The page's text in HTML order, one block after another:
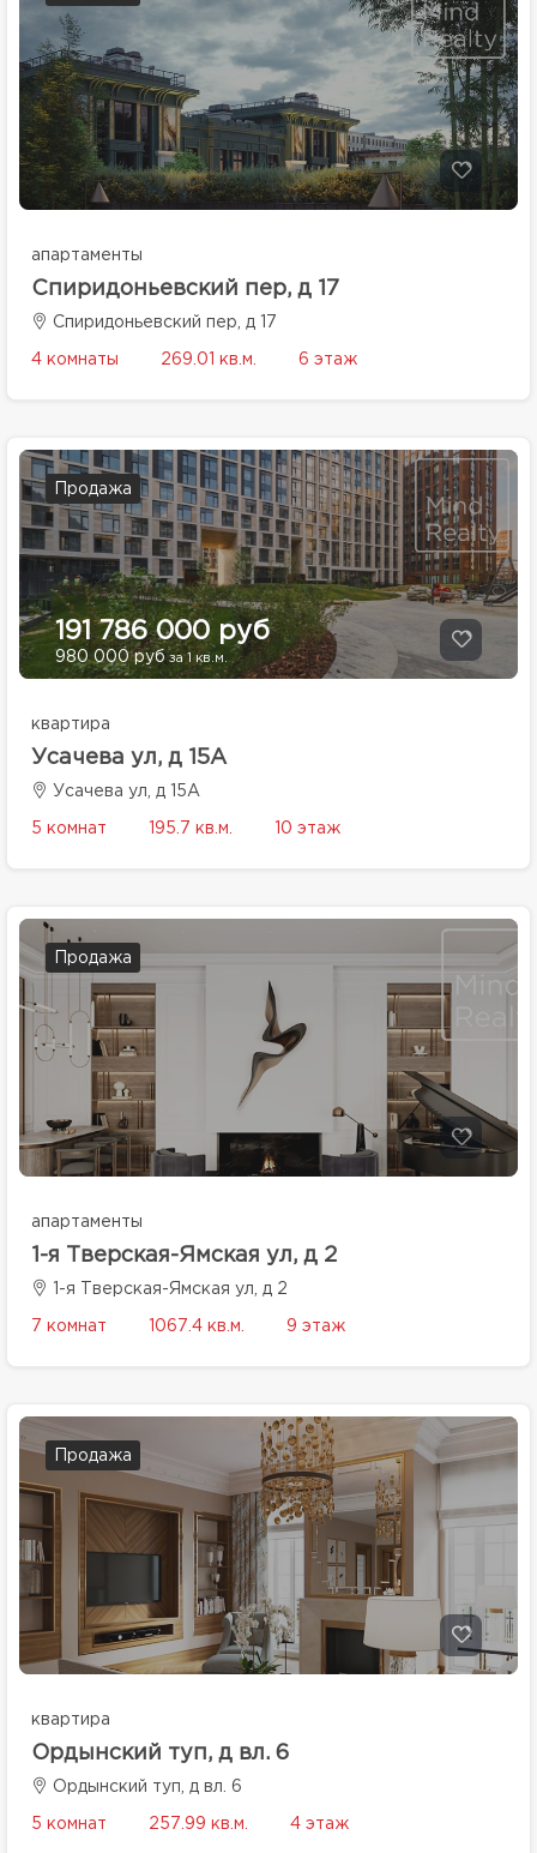
апартаменты
Спиридоньевский пер, д 17
Спиридоньевский пер, д 17
4 комнаты 269.01 кв.м. 6 этаж
Продажа
191 786 000 руб
980 000 руб за 1 кв.м.
квартира
Усачева ул, д 15А
Усачева ул, д 15А
5 комнат 195.7 кв.м. 10 этаж
Продажа
апартаменты
1-я Тверская-Ямская ул, д 2
1-я Тверская-Ямская ул, д 2
7 комнат 1067.4 кв.м. 9 этаж
Продажа
квартира
Ордынский туп, д вл. 6
Ордынский туп, д вл. 6
5 комнат 257.99 кв.м. 4 этаж